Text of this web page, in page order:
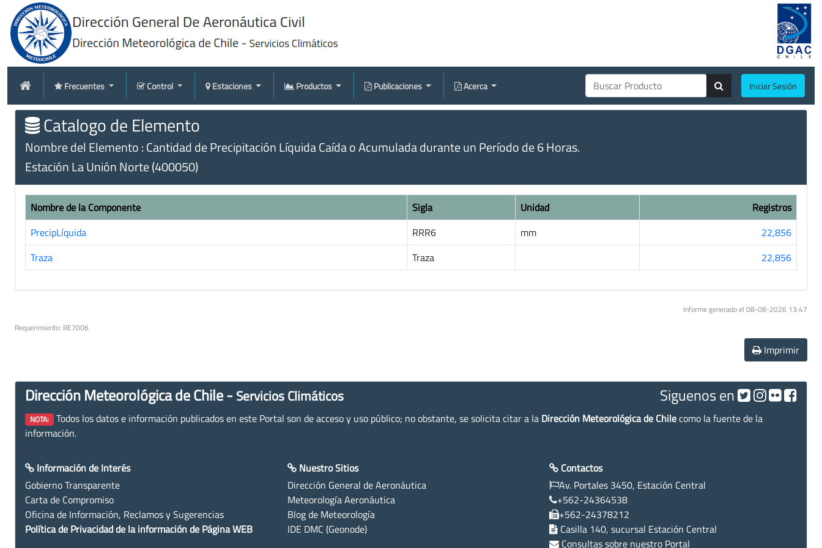
Frecuentes Control Estaciones Productos Publicaciones Acerca Iniciar Sesión
Catalogo de Elemento
Nombre del Elemento : Cantidad de Precipitación Líquida Caída o Acumulada durante un Período de 6 Horas.
Estación La Unión Norte (400050)
Nombre de la Componente Sigla Unidad
Registros
PrecipLíquida
RRR6 mm
22,856
Traza
Traza 22,856
Informe generado el 08-08-2026 13:47
Requerimiento: RE7006
Imprimir
Dirección Meteorológica de Chile - Servicios Climáticos Siguenos en
NOTA: Todos los datos e información publicados en este Portal son de acceso y uso público; no obstante, se solicita citar a la Dirección Meteorológica de Chilecomo la fuente de la
información.
Información de Interés
Gobierno Transparente
Carta de Compromiso
Oficina de Información, Reclamos y Sugerencias
Política de Privacidad de la información de Página WEB
Nuestro Sitios
Dirección General de Aeronáutica
Meteorología Aeronáutica
Blog de Meteorología
IDE DMC (Geonode)
Contactos
Av. Portales 3450, Estación Central
+562-24364538
+562-24378212
Casilla 140, sucursal Estación Central
Consultas sobre nuestro Portal